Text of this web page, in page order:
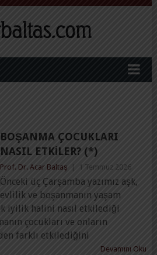
BOŞANMA ÇOCUKLARI
NASIL ETKILER? (*)
Prof. Dr. Acar Baltaş 1 Temmuz 2026
Önceki üç Çarşamba yazımız aşk,
evlilik ve boşanmanın yaşam
iyilik halini nasıl etkilediği
çocukları ve onların
farklı etkilediğini
Devamını Oku